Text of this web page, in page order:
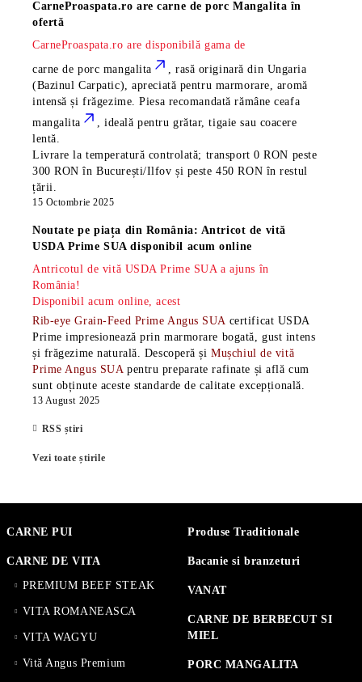
CarneProaspata.ro arecarne de porc Mangalita în
ofertă
CarneProaspata.ro are disponibilă gama de
carne de porc mangalita
, rasă originară din Ungaria
(Bazinul Carpatic), apreciată pentru marmorare, aromă
intensă și frăgezime. Piesa recomandată rămâneceafa
mangalita
, ideală pentru grătar, tigaie sau coacere
lentă.
Livrare la temperatură controlată; transport 0 RON peste
300 RON în București/Ilfov și peste 450 RON în restul
țării.
15 Octombrie 2025
Noutate pe piața din România: Antricot de vită
USDA Prime SUA disponibil acum online
Antricotul de vită USDA Prime SUA a ajuns în
România!
Disponibil acum online, acest
Rib-eye Grain-Feed Prime Angus SUA certificat USDA
Prime impresionează prin marmorare bogată, gust intens
și frăgezime naturală. Descoperă șiMușchiul de vită
Prime Angus SUA pentru preparate rafinate și află cum
sunt obținute aceste standarde de calitate excepțională.
13 August 2025
RSS știri
Vezi toate știrile
CARNE PUI
CARNE DE VITA
PREMIUM BEEF STEAK
VITA ROMANEASCA
VITA WAGYU
Vită Angus Premium
Produse Traditionale
Bacanie si branzeturi
VANAT
CARNE DE BERBECUT SI
MIEL
PORC MANGALITA